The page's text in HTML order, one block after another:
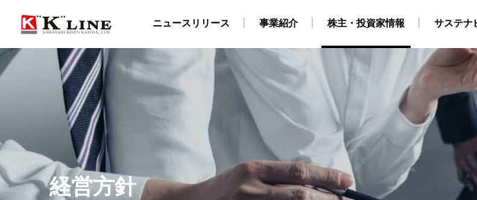
経営方針
ニュースリリース
事業紹介
ドライバルク船事業 自動車船事業 LNG船事業 CCS事業 原油・LPG事業 洋上風力
物流事業
ターミナル事業 ISO9001認証取得について
事業紹介
株主・投資家情報
経営方針 IRライブラリ 財務・業績データ 株式・株主情報 IRカレンダー 個人株主・
免責事項
IRメール配信サービス
株主・投資家情報
サステナビリティ
社長メッセージ “K” LINEグループのサステナビリティ経営 外部からの評価 環境
サステナビリティレポート/ESGデータブック
ESGデータ 対照表・インデックス サステナ
サステナ
企業情報
企業理念 社長ごあいさつ 会社概要 所在地 グループ会社・海外拠点 役員構成
採用情報
陸上職・海上職 新卒採用情報（船員教育機関学生・自社養成コース） 海上職 キャリア採用情
川崎汽船グループ 採用情報
陸上職 キャリア採用情報